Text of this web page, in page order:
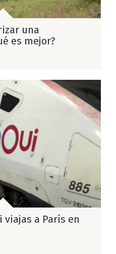
una
es mejor?
viajas a París en